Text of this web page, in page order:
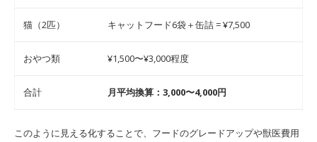
猫（2匹） キャットフード6袋＋缶詰 = ¥7,500
おやつ類 ¥1,500〜¥3,000程度
合計 月平均換算：3,000〜4,000円
このように見える化することで、フードのグレードアップや獣医費用